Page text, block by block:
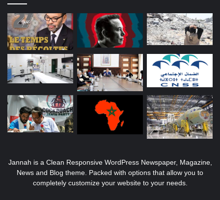
Jannah is a Clean Responsive WordPress Newspaper, Magazine,
News and Blog theme. Packed with options that allow you to
completely customize your website to your needs.